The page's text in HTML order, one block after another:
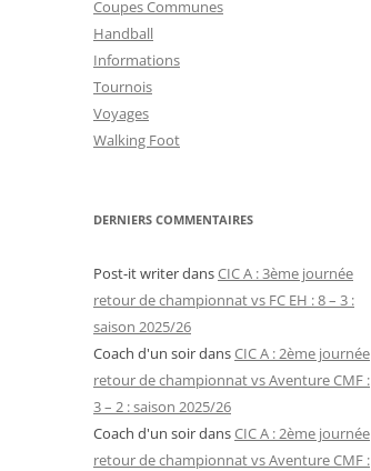
Coupes Communes
Handball
Informations
Tournois
Voyages
Walking Foot
DERNIERS COMMENTAIRES
Post-it writerdansCIC A : 3ème journée
retour de championnat vs FC EH : 8 – 3 :
saison 2025/26
Coach d'un soirdansCIC A : 2ème journée
retour de championnat vs Aventure CMF :
3 – 2 : saison 2025/26
Coach d'un soirdansCIC A : 2ème journée
retour de championnat vs Aventure CMF :